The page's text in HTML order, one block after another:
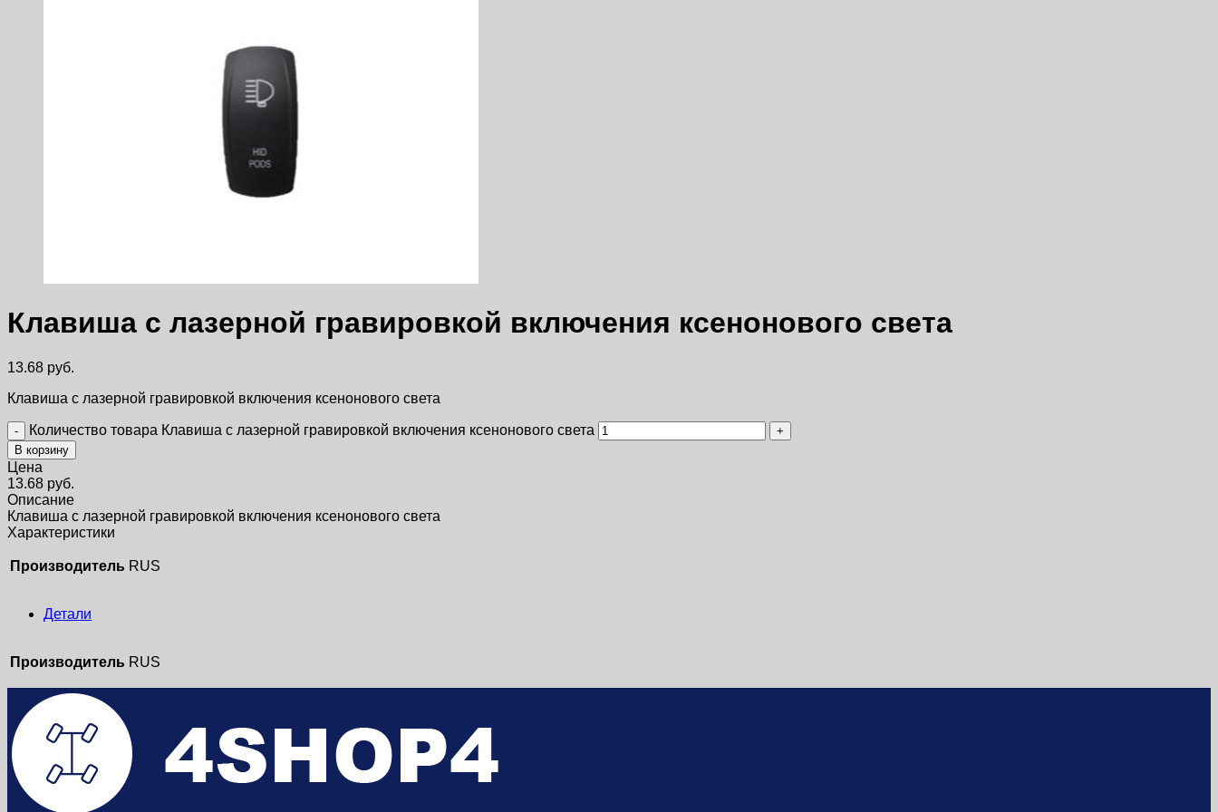
Клавиша с лазерной гравировкой включения ксенонового света
13.68 руб.
Клавиша с лазерной гравировкой включения ксенонового света
Количество товара Клавиша с лазерной гравировкой включения ксенонового света
В корзину
Цена
13.68 руб.
Описание
Клавиша с лазерной гравировкой включения ксенонового света
Характеристики
Производитель RUS
Детали
Производитель RUS